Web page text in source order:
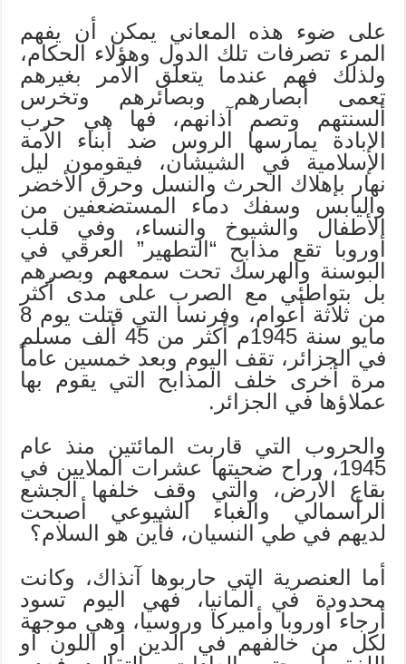
على ضوء هذه المعاني يمكن أن يفهم
المرء تصرفات تلك الدول وهؤلاء الحكام،
ولذلك فهم عندما يتعلق الأمر بغيرهم
تعمى أبصارهم وبصائرهم وتخرس
ألسنتهم وتصم آذانهم، فها هي حرب
الإبادة يمارسها الروس ضد أبناء الأمة
الإسلامية في الشيشان، فيقومون ليل
نهار بإهلاك الحرث والنسل وحرق الأخضر
واليابس وسفك دماء المستضعفين من
الأطفال والشيوخ والنساء، وفي قلب
أوروبا تقع مذابح “التطهير” العرقي في
البوسنة والهرسك تحت سمعهم وبصرهم
بل بتواطئي مع الصرب على مدى أكثر
من ثلاثة أعوام، وفرنسا التي قتلت يوم 8
مايو سنة 1945م أكثر من 45 ألف مسلم
في الجزائر، تقف اليوم وبعد خمسين عاماً
مرة أخرى خلف المذابح التي يقوم بها
عملاؤها في الجزائر.
والحروب التي قاربت المائتين منذ عام
1945، وراح ضحيتها عشرات الملايين في
بقاع الأرض، والتي وقف خلفها الجشع
الرأسمالي والغباء الشيوعي أصبحت
لديهم في طي النسيان، فأين هو السلام؟
أما العنصرية التي حاربوها آنذاك، وكانت
محدودة في ألمانيا، فهي اليوم تسود
أرجاء أوروبا وأميركا وروسيا، وهي موجهة
لكل من خالفهم في الدين أو اللون أو